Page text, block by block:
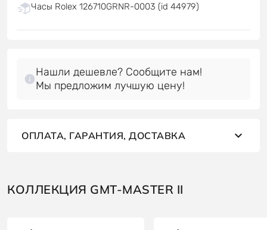
Часы Rolex 126710GRNR-0003 (id 44979)
Нашли дешевле? Сообщите нам!
Мы предложим лучшую цену!
ОПЛАТА, ГАРАНТИЯ, ДОСТАВКА
КОЛЛЕКЦИЯ GMT-MASTER II